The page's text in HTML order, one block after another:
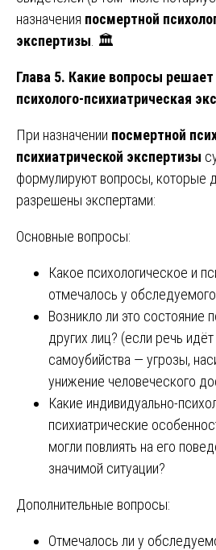
назначения посмертной
экспертизы . 🏛️
Глава 5. Какие вопросы
психолого-психиатрическая
При назначении посмертной
психиатрической экспертизы
формулируют вопросы, которые
разрешены экспертами:
Основные вопросы:
Какое психологическое и
отмечалось у
Возникло ли это состояние
других лиц? (если речь
самоубийства — угрозы,
унижение человеческого
Какие индивидуально-
психиатрические
могли повлиять на его
значимой ситуации?
Дополнительные вопросы:
Отмечалось ли у